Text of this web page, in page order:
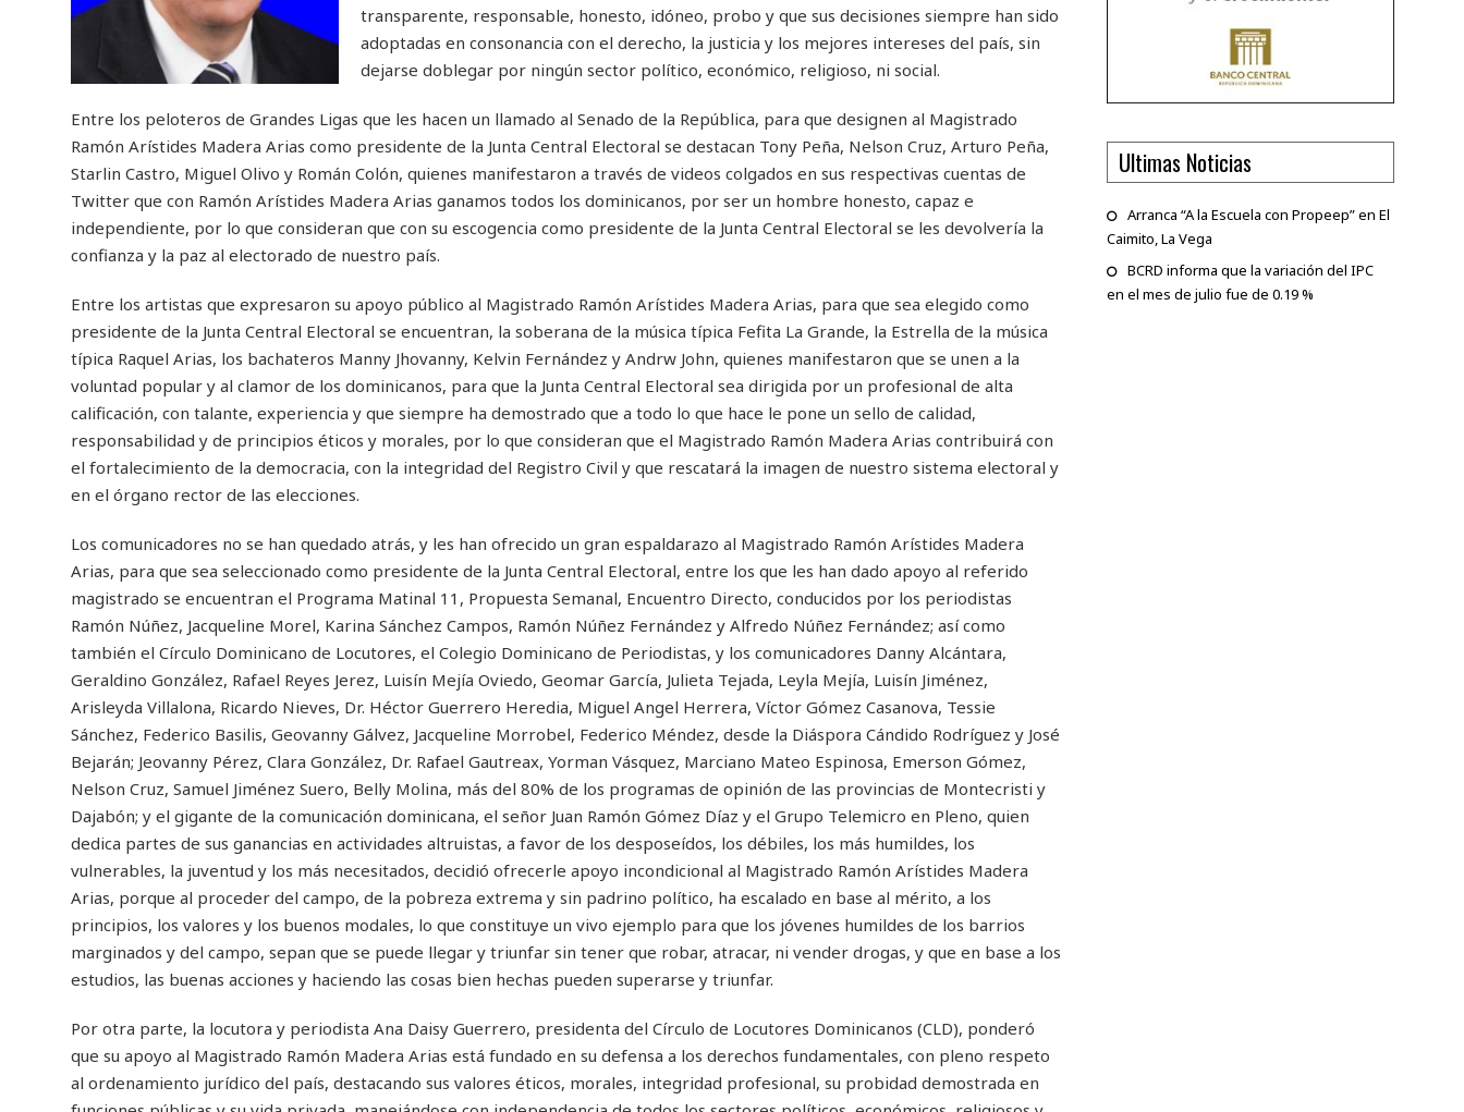
transparente, responsable, honesto, idóneo, probo y que sus decisiones siempre han sido
adoptadas en consonancia con el derecho, la justicia y los mejores intereses del país, sin
dejarse doblegar por ningún sector político, económico, religioso, ni social.
Entre los peloteros de Grandes Ligas que les hacen un llamado al Senado de la República, para que designen al Magistrado
Ramón Arístides Madera Arias como presidente de la Junta Central Electoral se destacan Tony Peña, Nelson Cruz, Arturo Peña,
Starlin Castro, Miguel Olivo y Román Colón, quienes manifestaron a través de videos colgados en sus respectivas cuentas de
Twitter que con Ramón Arístides Madera Arias ganamos todos los dominicanos, por ser un hombre honesto, capaz e
independiente, por lo que consideran que con su escogencia como presidente de la Junta Central Electoral se les devolvería la
confianza y la paz al electorado de nuestro país.
Entre los artistas que expresaron su apoyo público al Magistrado Ramón Arístides Madera Arias, para que sea elegido como
presidente de la Junta Central Electoral se encuentran, la soberana de la música típica Fefita La Grande, la Estrella de la música
típica Raquel Arias, los bachateros Manny Jhovanny, Kelvin Fernández y Andrw John, quienes manifestaron que se unen a la
voluntad popular y al clamor de los dominicanos, para que la Junta Central Electoral sea dirigida por un profesional de alta
calificación, con talante, experiencia y que siempre ha demostrado que a todo lo que hace le pone un sello de calidad,
responsabilidad y de principios éticos y morales, por lo que consideran que el Magistrado Ramón Madera Arias contribuirá con
el fortalecimiento de la democracia, con la integridad del Registro Civil y que rescatará la imagen de nuestro sistema electoral y
en el órgano rector de las elecciones.
Los comunicadores no se han quedado atrás, y les han ofrecido un gran espaldarazo al Magistrado Ramón Arístides Madera
Arias, para que sea seleccionado como presidente de la Junta Central Electoral, entre los que les han dado apoyo al referido
magistrado se encuentran el Programa Matinal 11, Propuesta Semanal, Encuentro Directo, conducidos por los periodistas
Ramón Núñez, Jacqueline Morel, Karina Sánchez Campos, Ramón Núñez Fernández y Alfredo Núñez Fernández; así como
también el Círculo Dominicano de Locutores, el Colegio Dominicano de Periodistas, y los comunicadores Danny Alcántara,
Geraldino González, Rafael Reyes Jerez, Luisín Mejía Oviedo, Geomar García, Julieta Tejada, Leyla Mejía, Luisín Jiménez,
Arisleyda Villalona, Ricardo Nieves, Dr. Héctor Guerrero Heredia, Miguel Angel Herrera, Víctor Gómez Casanova, Tessie
Sánchez, Federico Basilis, Geovanny Gálvez, Jacqueline Morrobel, Federico Méndez, desde la Diáspora Cándido Rodríguez y José
Bejarán; Jeovanny Pérez, Clara González, Dr. Rafael Gautreax, Yorman Vásquez, Marciano Mateo Espinosa, Emerson Gómez,
Nelson Cruz, Samuel Jiménez Suero, Belly Molina, más del 80% de los programas de opinión de las provincias de Montecristi y
Dajabón; y el gigante de la comunicación dominicana, el señor Juan Ramón Gómez Díaz y el Grupo Telemicro en Pleno, quien
dedica partes de sus ganancias en actividades altruistas, a favor de los desposeídos, los débiles, los más humildes, los
vulnerables, la juventud y los más necesitados, decidió ofrecerle apoyo incondicional al Magistrado Ramón Arístides Madera
Arias, porque al proceder del campo, de la pobreza extrema y sin padrino político, ha escalado en base al mérito, a los
principios, los valores y los buenos modales, lo que constituye un vivo ejemplo para que los jóvenes humildes de los barrios
marginados y del campo, sepan que se puede llegar y triunfar sin tener que robar, atracar, ni vender drogas, y que en base a los
estudios, las buenas acciones y haciendo las cosas bien hechas pueden superarse y triunfar.
Por otra parte, la locutora y periodista Ana Daisy Guerrero, presidenta del Círculo de Locutores Dominicanos (CLD), ponderó
que su apoyo al Magistrado Ramón Madera Arias está fundado en su defensa a los derechos fundamentales, con pleno respeto
al ordenamiento jurídico del país, destacando sus valores éticos, morales, integridad profesional, su probidad demostrada en
Ultimas Noticias
Arranca “A la Escuela con Propeep” en El
Caimito, La Vega
BCRD informa que la variación del IPC
en el mes de julio fue de 0.19 %